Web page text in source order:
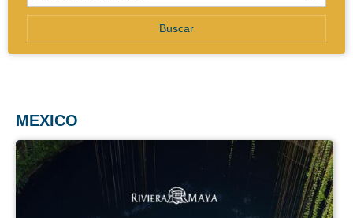
Buscar
MEXICO